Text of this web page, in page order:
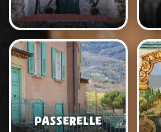
Passerelle